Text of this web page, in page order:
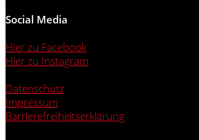
Social Media
Hier zu Facebook
Hier zu Instagram
Datenschutz
Impressum
Barrierefreiheitserklärung